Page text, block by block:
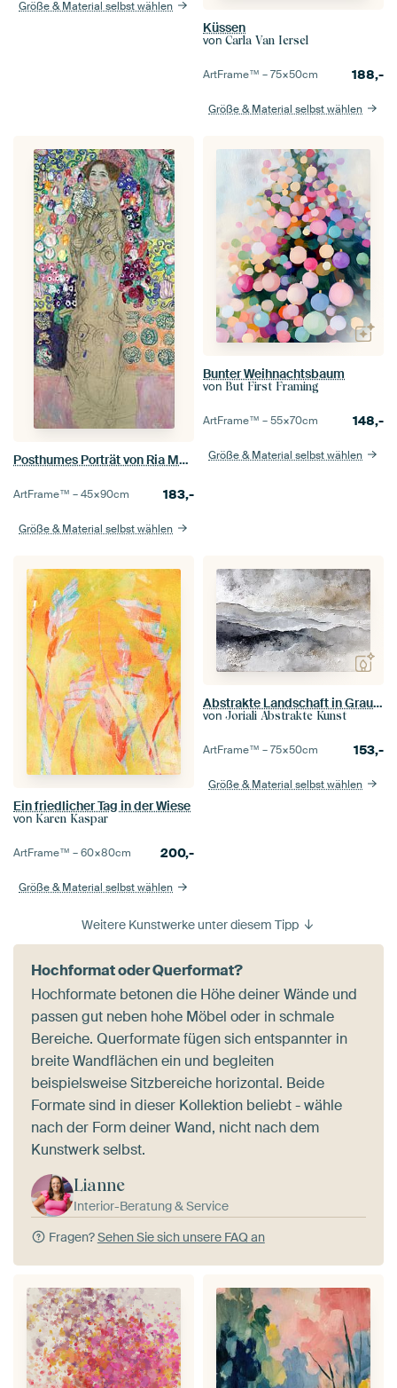
Größe & Material selbst wählen
Küssen
von Carla Van Iersel
ArtFrame™ –75×50cm 188,-
Größe & Material selbst wählen
Posthumes Porträt von Ria Munk III, Gustav Klimt - ca. 1917
ArtFrame™ –45×90cm 183,-
Größe & Material selbst wählen
Bunter Weihnachtsbaum
von But First Framing
ArtFrame™ –55×70cm 148,-
Größe & Material selbst wählen
Ein friedlicher Tag in der Wiese
von Karen Kaspar
ArtFrame™ –60×80cm 200,-
Größe & Material selbst wählen
Abstrakte Landschaft in Grau und Beige
von Joriali Abstrakte Kunst
ArtFrame™ –75×50cm 153,-
Größe & Material selbst wählen
Weitere Kunstwerke unter diesem Tipp
Hochformat oder Querformat?
Hochformate betonen die Höhe deiner Wände und
passen gut neben hohe Möbel oder in schmale
Bereiche. Querformate fügen sich entspannter in
breite Wandflächen ein und begleiten
beispielsweise Sitzbereiche horizontal. Beide
Formate sind in dieser Kollektion beliebt - wähle
nach der Form deiner Wand, nicht nach dem
Kunstwerk selbst.
Lianne
Interior-Beratung & Service
Fragen?Sehen Sie sich unsere FAQ an